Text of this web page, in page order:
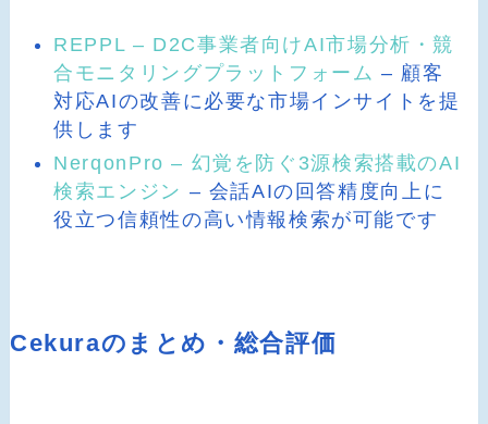
REPPL – D2C事業者向けAI市場分析・競
合モニタリングプラットフォーム – 顧客
対応AIの改善に必要な市場インサイトを提
供します
NerqonPro – 幻覚を防ぐ3源検索搭載のAI
検索エンジン – 会話AIの回答精度向上に
役立つ信頼性の高い情報検索が可能です
Cekuraのまとめ・総合評価